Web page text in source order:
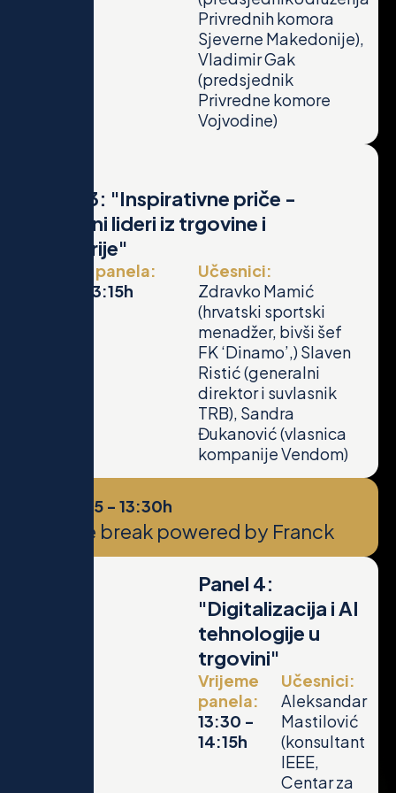
Privrednih komora
Sjeverne Makedonije),
Vladimir Gak
(predsjednik
Privredne komore
Vojvodine)
Panel 3: "Inspirativne priče -
uspješni lideri iz trgovine i
industrije"
Vrijeme panela:
12:15 - 13:15h
Učesnici:
Zdravko Mamić
(hrvatski sportski
menadžer, bivši šef
FK ‘Dinamo’,) Slaven
Ristić (generalni
direktor i suvlasnik
TRB), Sandra
Đukanović (vlasnica
kompanije Vendom)
13:15 - 13:30h
Coffee break powered by Franck
Panel 4:
"Digitalizacija i AI
tehnologije u
trgovini"
Vrijeme
panela:
13:30 -
14:15h
Učesnici:
Aleksandar
Mastilović
(konsultant
IEEE,
Centar za